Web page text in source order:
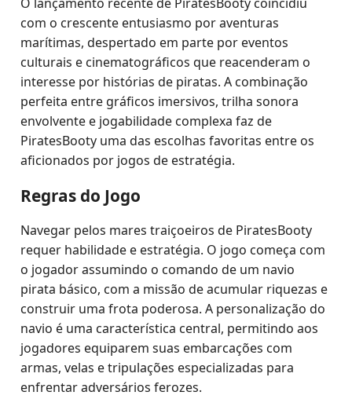
com o crescente entusiasmo por aventuras
marítimas, despertado em parte por eventos
culturais e cinematográficos que reacenderam o
interesse por histórias de piratas. A combinação
perfeita entre gráficos imersivos, trilha sonora
envolvente e jogabilidade complexa faz de
PiratesBooty uma das escolhas favoritas entre os
aficionados por jogos de estratégia.
Regras do Jogo
Navegar pelos mares traiçoeiros de PiratesBooty
requer habilidade e estratégia. O jogo começa com
o jogador assumindo o comando de um navio
pirata básico, com a missão de acumular riquezas e
construir uma frota poderosa. A personalização do
navio é uma característica central, permitindo aos
jogadores equiparem suas embarcações com
armas, velas e tripulações especializadas para
enfrentar adversários ferozes.